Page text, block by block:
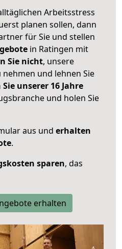
Arbeitsstress
planen sollen, dann
für Sie und stellen
in Ratingen mit
Sie nicht, unsere
und lehnen Sie
unserer 16 Jahre
und holen Sie
aus und erhalten
.
sparen, das
erhalten